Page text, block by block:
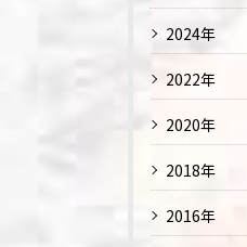
2024年
2022年
2020年
2018年
2016年